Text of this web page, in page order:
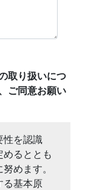
取り扱いにつ
ご同意お願い
性を認識
めるととも
めます。
る基本原